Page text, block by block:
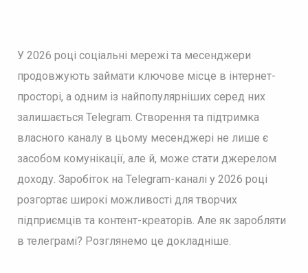
У 2026 році соціальні мережі та месенджери
продовжують займати ключове місце в інтернет-
просторі, а одним із найпопулярніших серед них
залишається Telegram. Створення та підтримка
власного каналу в цьому месенджері не лише є
засобом комунікації, але й, може стати джерелом
доходу. Заробіток на Telegram-каналі у 2026 році
розгортає широкі можливості для творчих
підприємців та контент-креаторів. Але як заробляти
в телеграмі? Розглянемо це докладніше.